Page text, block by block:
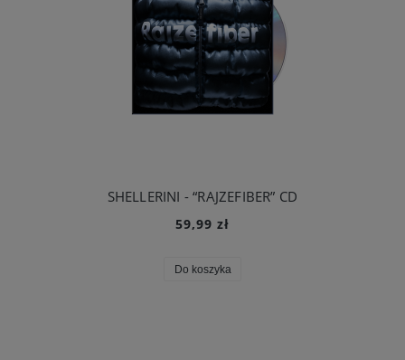
SHELLERINI - “RAJZEFIBER” CD
59,99 zł
Do koszyka